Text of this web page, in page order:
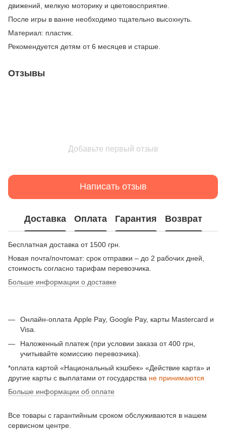
движений, мелкую моторику и цветовосприятие.
После игры в ванне необходимо тщательно высохнуть.
Материал: пластик.
Рекомендуется детям от 6 месяцев и старше.
Отзывы
Добавьте первый отзыв
Написать отзыв
Доставка Оплата Гарантия Возврат
Бесплатная доставка от 1500 грн.
Новая почта/почтомат: срок отправки – до 2 рабочих дней,
стоимость согласно тарифам перевозчика.
Больше информации о доставке
Онлайн-оплата Apple Pay, Google Pay, карты Mastercard и
Visa.
Наложенный платеж (при условии заказа от 400 грн,
учитывайте комиссию перевозчика).
*оплата картой «Национальный кэшбек» «Действие карта» и
другие карты с выплатами от государства не принимаются
Больше информации об оплате
Все товары с гарантийным сроком обслуживаются в нашем
сервисном центре.